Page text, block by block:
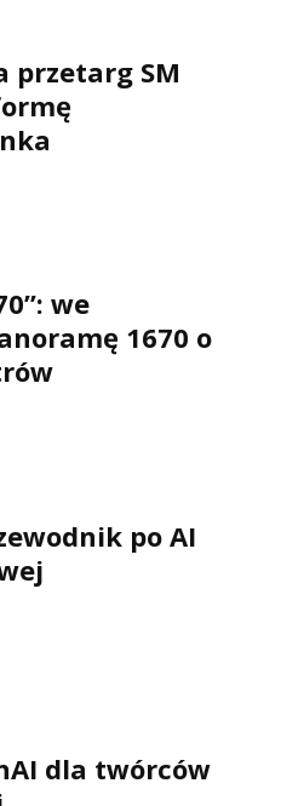
przetarg SM
we
1670 o
po AI
dla twórców